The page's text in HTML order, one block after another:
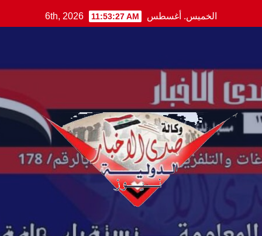
to
الخميس. أغسطس 6th, 2026 11:53:28 AM